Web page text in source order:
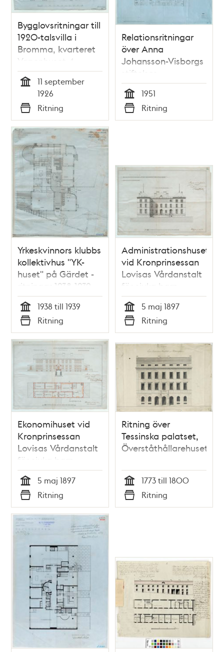
Bygglovsritningar till
1920-talsvilla i
Bromma, kvarteret
Vapenhuset 4
(dåvarande
stadsägan
Beckomberga 7)
11 september
1926
Typ
Ritning
Relationsritningar
över Anna
Johansson-Visborgs
stiftelses
bostadshus i
Kristineberg 1952
Tid
1951
Typ
Ritning
Yrkeskvinnors klubbs
kollektivhus "YK-
huset" på Gärdet -
ritningar 1938-1939
Tid
1938 till 1939
Typ
Ritning
Administrationshuset
vid Kronprinsessan
Lovisas Vårdanstalt
för sjuka barn -
ritning 1897
Tid
5 maj 1897
Typ
Ritning
Ekonomihuset vid
Kronprinsessan
Lovisas Vårdanstalt
för sjuka barn -
ritning 1897
Tid
5 maj 1897
Typ
Ritning
Ritning över
Tessinska palatset,
Överståthållarehuset
Tid
1773 till 1800
Typ
Ritning